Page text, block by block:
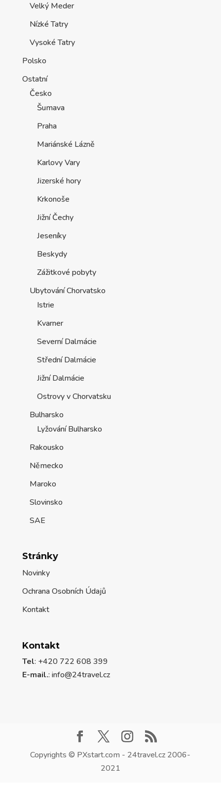
Velký Meder
Nízké Tatry
Vysoké Tatry
Polsko
Ostatní
Česko
Šumava
Praha
Mariánské Lázně
Karlovy Vary
Jizerské hory
Krkonoše
Jižní Čechy
Jeseníky
Beskydy
Zážitkové pobyty
Ubytování Chorvatsko
Istrie
Kvarner
Severní Dalmácie
Střední Dalmácie
Jižní Dalmácie
Ostrovy v Chorvatsku
Bulharsko
Lyžování Bulharsko
Rakousko
Německo
Maroko
Slovinsko
SAE
Stránky
Novinky
Ochrana Osobních Údajů
Kontakt
Kontakt
Tel: +420 722 608 399
E-mail.: info@24travel.cz
Copyrights © PXstart.com - 24travel.cz 2006-
2021